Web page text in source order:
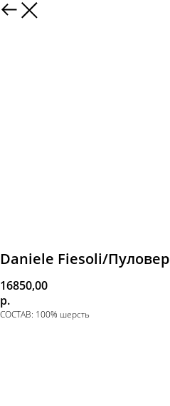
Daniele Fiesoli/Пуловер
16850,00
р.
СОСТАВ: 100% шерсть